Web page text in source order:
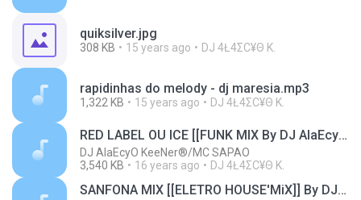
quiksilver.jpg
308 KB 15 years ago DJ 4Ł4ΣС¥Θ K.
rapidinhas do melody - dj maresia.mp3
1,322 KB 15 years ago DJ 4Ł4ΣС¥Θ K.
RED LABEL OU ICE [[FUNK MIX By DJ AlaEcyO KeeNer®]]
DJ AlaEcyO KeeNer®/MC SAPAO
3,540 KB
16 years ago DJ 4Ł4ΣС¥Θ K.
SANFONA MIX [[ELETRO HOUSE'MiX]] By DJ AlaEcyO KeeNer®